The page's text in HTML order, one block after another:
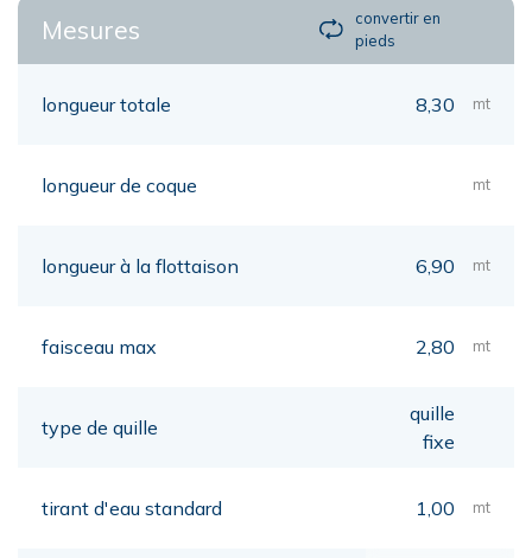
Mesures
convertir en
pieds
longueur totale 8,30 mt
longueur de coque mt
longueur à la flottaison 6,90 mt
faisceau max 2,80 mt
type de quille
quille
fixe
tirant d'eau standard 1,00 mt